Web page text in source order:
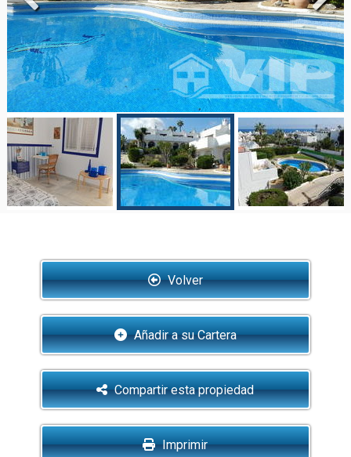
Volver
Añadir a su Cartera
Compartir esta propiedad
Imprimir